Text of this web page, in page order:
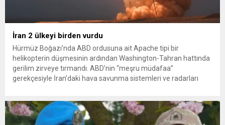
İran 2 ülkeyi birden vurdu
Hürmüz Boğazı’nda ABD ordusuna ait Apache tipi bir
helikopterin düşmesinin ardından Washington-Tahran hattında
gerilim zirveye tırmandı. ABD’nin “meşru müdafaa”
gerekçesiyle İran’daki hava savunma sistemleri ve radarları
yeni bir ABD saldırısına anında yanıt verileceğini duyurdu....